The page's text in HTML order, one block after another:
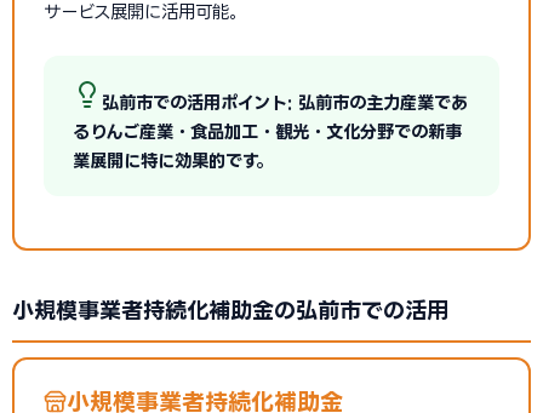
サービス展開に活用可能。
弘前市での活用ポイント: 弘前市の主力産業であ
るりんご産業・食品加工・観光・文化分野での新事
業展開に特に効果的です。
小規模事業者持続化補助金の弘前市での活用
小規模事業者持続化補助金